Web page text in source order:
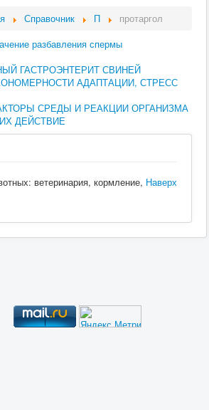
Справочник П
протаргол
разбавления спермы
ГАСТРОЭНТЕРИТ СВИНЕЙ
АДАПТАЦИИ, СТРЕСС
СРЕДЫ И РЕАКЦИИ ОРГАНИЗМА
ДЕЙСТВИЕ
Наверх
ветеринария, кормление,